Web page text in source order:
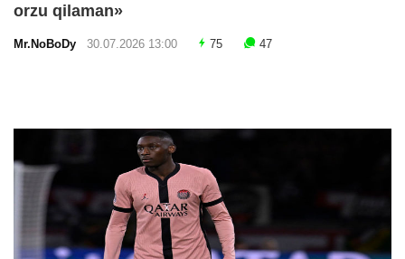
orzu qilaman»
Mr.NoBoDy 30.07.2026 13:00 75 47